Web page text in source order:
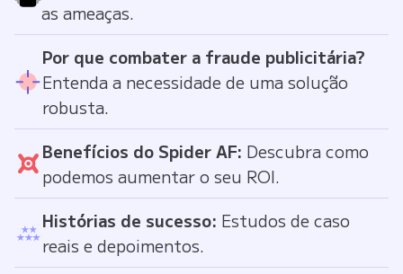
as ameaças.
Por que combater a fraude publicitária?
Entenda a necessidade de uma solução
robusta.
Benefícios do Spider AF: Descubra como
podemos aumentar o seu ROI.
Histórias de sucesso: Estudos de caso
reais e depoimentos.